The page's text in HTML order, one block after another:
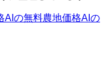
AIの無料農地価格AIの